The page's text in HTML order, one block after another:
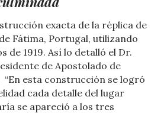
exacta de la réplica de
Fátima, Portugal, utilizando
de 1919. Así lo detalló el Dr.
de Apostolado de
“En esta construcción se logró
cada detalle del lugar
se apareció a los tres